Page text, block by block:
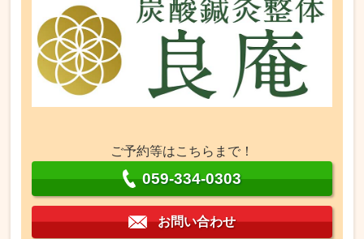
ご予約等はこちらまで！
059-334-0303
お問い合わせ